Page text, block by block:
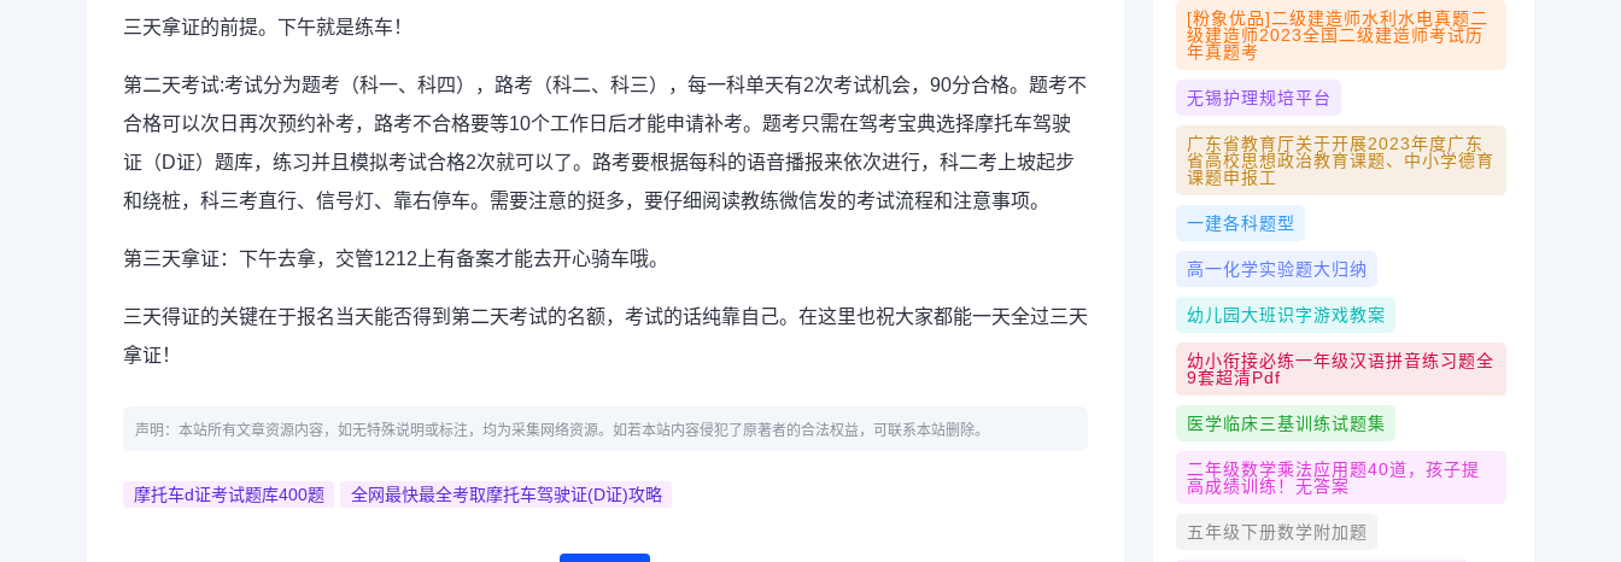
三天拿证的前提。下午就是练车！
第二天考试:考试分为题考（科一、科四），路考（科二、科三），每一科单天有2次考试机会，90分合格。题考不
合格可以次日再次预约补考，路考不合格要等10个工作日后才能申请补考。题考只需在驾考宝典选择摩托车驾驶
证（D证）题库，练习并且模拟考试合格2次就可以了。路考要根据每科的语音播报来依次进行，科二考上坡起步
和绕桩，科三考直行、信号灯、靠右停车。需要注意的挺多，要仔细阅读教练微信发的考试流程和注意事项。
第三天拿证：下午去拿，交管1212上有备案才能去开心骑车哦。
三天得证的关键在于报名当天能否得到第二天考试的名额，考试的话纯靠自己。在这里也祝大家都能一天全过三天
拿证！
声明：本站所有文章资源内容，如无特殊说明或标注，均为采集网络资源。如若本站内容侵犯了原著者的合法权益，可联系本站删除。
摩托车d证考试题库400题 全网最快最全考取摩托车驾驶证(D证)攻略
[粉象优品]二级建造师水利水电真题二
级建造师2023全国二级建造师考试历
年真题考
无锡护理规培平台
广东省教育厅关于开展2023年度广东
省高校思想政治教育课题、中小学德育
课题申报工
一建各科题型
高一化学实验题大归纳
幼儿园大班识字游戏教案
幼小衔接必练一年级汉语拼音练习题全
9套超清pdf
医学临床三基训练试题集
二年级数学乘法应用题40道，孩子提
高成绩训练！无答案
五年级下册数学附加题